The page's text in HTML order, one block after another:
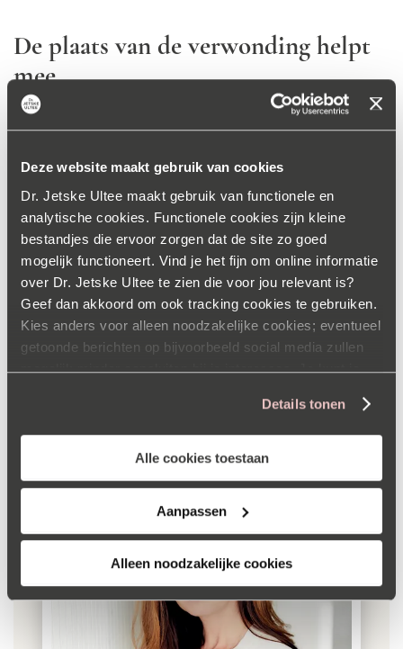
Deze website maakt gebruik van cookies
Dr. Jetske Ultee maakt gebruik van functionele en
analytische cookies. Functionele cookies zijn kleine
bestandjes die ervoor zorgen dat de site zo goed
mogelijk functioneert. Vind je het fijn om online informatie
over Dr. Jetske Ultee te zien die voor jou relevant is?
Geef dan akkoord om ook tracking cookies te gebruiken.
Kies anders voor alleen noodzakelijke cookies; eventueel
getoonde berichten op bijvoorbeeld social media zullen
mogelijk minder aansluiten bij je interesses. Je kunt je
Details tonen
Alle cookies toestaan
Aanpassen
Alleen noodzakelijke cookies
De plaats van de verwonding helpt
mee
De plaats van de verwonding is ten slotte ook bepalend
de huid boven gespierde en beweeglijke lichaamsdelen
kunnen zichtbaarder blijven. Het weefsel heeft hier
immers meer de neiging uit te rekken. Ook bij complicaties
als infecties zal de wondgenezing worden bemoeilijkt,
waardoor de kans op een abnormaal litteken toeneemt.
* hyperpigmentatie: een donkere verkleuring in de huid
door een teveel aan pigment.